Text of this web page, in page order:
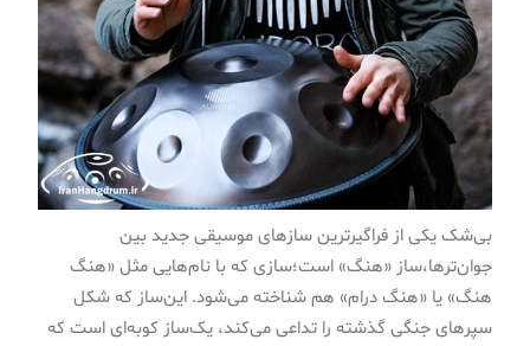
بی‌شک یکی از فراگیرترین سازهای موسیقی جدید بین
جوان‌ترها،‌ساز «هنگ» است؛‌سازی‌ که با نام‌هایی مثل «هنگ
هنگ» یا «هنگ درام» هم شناخته می‌شود. این‌ساز که شکل
سپرهای جنگی گذشته را تداعی می‌کند، یک‌ساز کوبه‌ای است که